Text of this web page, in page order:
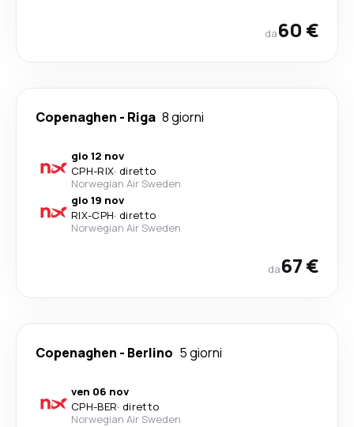
da60 €
Copenaghen - Riga 8 giorni
gio 12 nov
CPH-RIX· diretto
Norwegian Air Sweden
gio 19 nov
RIX-CPH· diretto
Norwegian Air Sweden
da67 €
Copenaghen - Berlino 5 giorni
ven 06 nov
CPH-BER· diretto
Norwegian Air Sweden